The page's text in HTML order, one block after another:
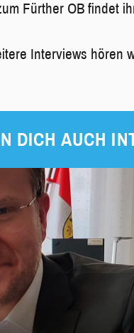
Fürther OB findet
Interviews hören
DICH AUCH